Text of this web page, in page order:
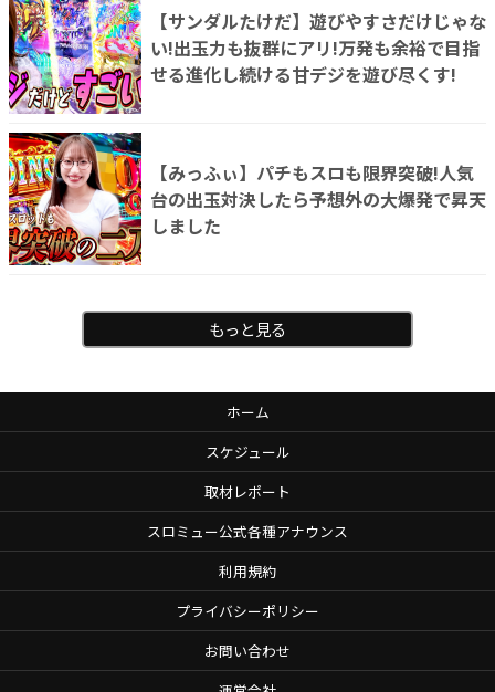
【サンダルたけだ】遊びやすさだけじゃな
い!出玉力も抜群にアリ!万発も余裕で目指
せる進化し続ける甘デジを遊び尽くす!
【みっふぃ】パチもスロも限界突破!人気
台の出玉対決したら予想外の大爆発で昇天
しました
もっと見る
ホーム
スケジュール
取材レポート
スロミュー公式各種アナウンス
利用規約
プライバシーポリシー
お問い合わせ